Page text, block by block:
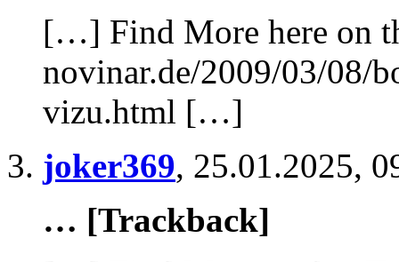
[…] Find More here on
novinar.de/2009/03/08/
vizu.html […]
joker369, 25.01.2025,
… [Trackback]